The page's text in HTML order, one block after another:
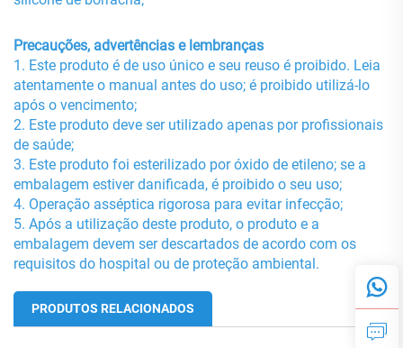
Precauções, advertências e lembranças
1. Este produto é de uso único e seu reuso é proibido. Leia
atentamente o manual antes do uso; é proibido utilizá-lo
após o vencimento;
2. Este produto deve ser utilizado apenas por profissionais
de saúde;
3. Este produto foi esterilizado por óxido de etileno; se a
embalagem estiver danificada, é proibido o seu uso;
4. Operação asséptica rigorosa para evitar infecção;
5. Após a utilização deste produto, o produto e a
embalagem devem ser descartados de acordo com os
requisitos do hospital ou de proteção ambiental.
PRODUTOS RELACIONADOS